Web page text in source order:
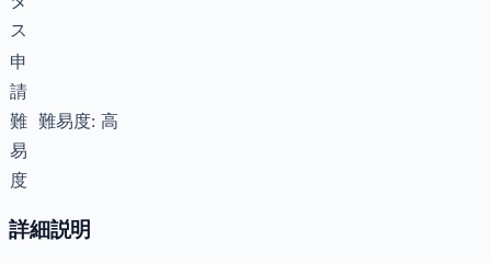
ス
申
請
難
易
度
難易度: 高
詳細説明